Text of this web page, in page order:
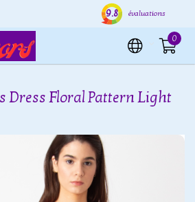
Expédition sous 24 heures
9.8 évaluations
0
Dress Floral Pattern Light